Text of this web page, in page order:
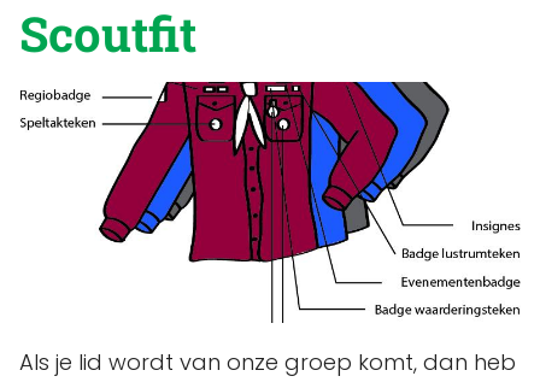
Scoutfit
Als je lid wordt van onze groep komt, dan heb